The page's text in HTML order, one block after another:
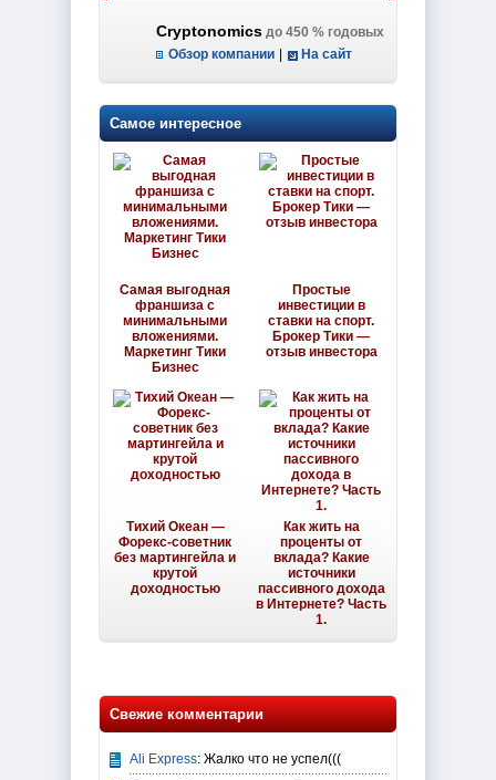
Cryptonomics до 450 % годовых
Обзор компании На сайт
Самое интересное
Самая выгодная
франшиза с
минимальными
вложениями.
Маркетинг Тики
Бизнес
Простые
инвестиции в
ставки на спорт.
Брокер Тики —
отзыв инвестора
Тихий Океан —
Форекс-советник
без мартингейла и
крутой
доходностью
Как жить на
проценты от
вклада? Какие
источники
пассивного дохода
в Интернете? Часть
1.
Свежие комментарии
Ali Express: Жалко что не успел(((